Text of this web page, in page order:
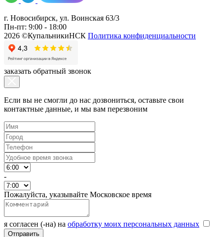
г. Новосибирск, ул. Воинская 63/3
Пн-пт: 9:00 - 18:00
2026 ©КупальникиНСК Политика конфиденциальности
заказать обратный звонок
Если вы не смогли до нас дозвониться, оставьте свои
контактные данные, и мы вам перезвоним
-
Пожалуйста, указывайте Московское время
я согласен (-на) на обработку моих персональных данных